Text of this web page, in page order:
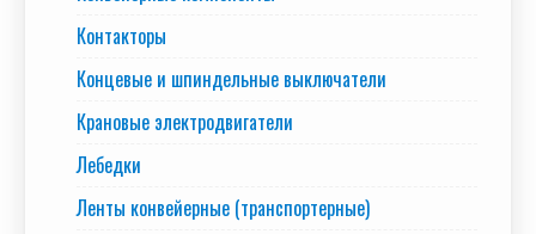
Контакторы
Концевые и шпиндельные выключатели
Крановые электродвигатели
Лебедки
Ленты конвейерные (транспортерные)